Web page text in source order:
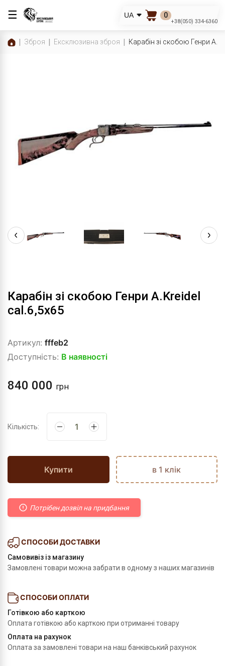
☰ UA 0
+38(050) 334-6360
Зброя Ексклюзивна зброя Карабін зі скобою Генри
Карабін зі скобою Генри A.Kreidel
cal.6,5x65
Артикул: fffeb2
Доступність: В наявності
840 000 грн
Кількість:
Купити в 1 клік
Потрібен дозвіл на придбання
СПОСОБИ ДОСТАВКИ
Самовивіз із магазину
Замовлені товари можна забрати в одному з наших магазинів
СПОСОБИ ОПЛАТИ
Готівкою або карткою
Оплата готівкою або карткою при отриманні товару
Оплата на рахунок
Оплата за замовлені товари на наш банківський рахунок